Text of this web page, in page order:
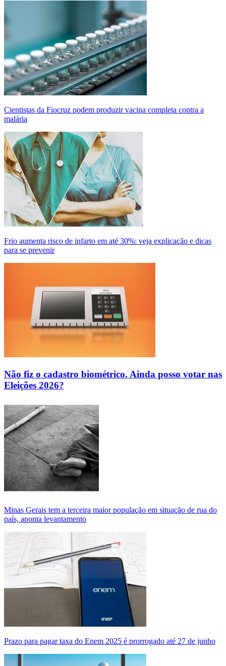
Cientistas da Fiocruz podem produzir vacina completa contra a
malária
Frio aumenta risco de infarto em até 30%: veja explicação e dicas
para se prevenir
Não fiz o cadastro biométrico. Ainda posso votar nas
Eleições 2026?
Minas Gerais tem a terceira maior população em situação de rua do
país, aponta levantamento
Prazo para pagar taxa do Enem 2025 é prorrogado até 27 de junho